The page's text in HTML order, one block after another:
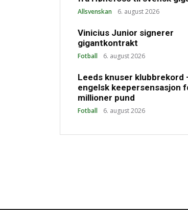
Allsvenskan 6. august 2026
Vinicius Junior signerer
gigantkontrakt
Fotball 6. august 2026
Leeds knuser klubbrekord
engelsk keepersensasjon
millioner pund
Fotball 6. august 2026